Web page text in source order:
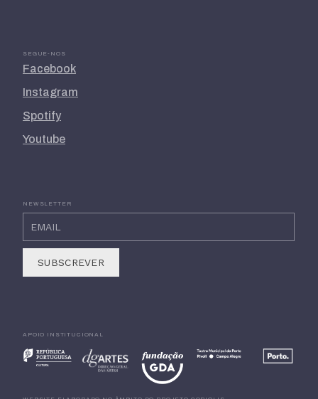
SEGUE-NOS
Facebook
Instagram
Spotify
Youtube
NEWSLETTER
APOIO INSTITUCIONAL